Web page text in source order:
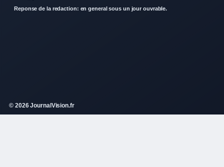
Reponse de la redaction: en general sous un jour ouvrable.
© 2026 JournalVision.fr